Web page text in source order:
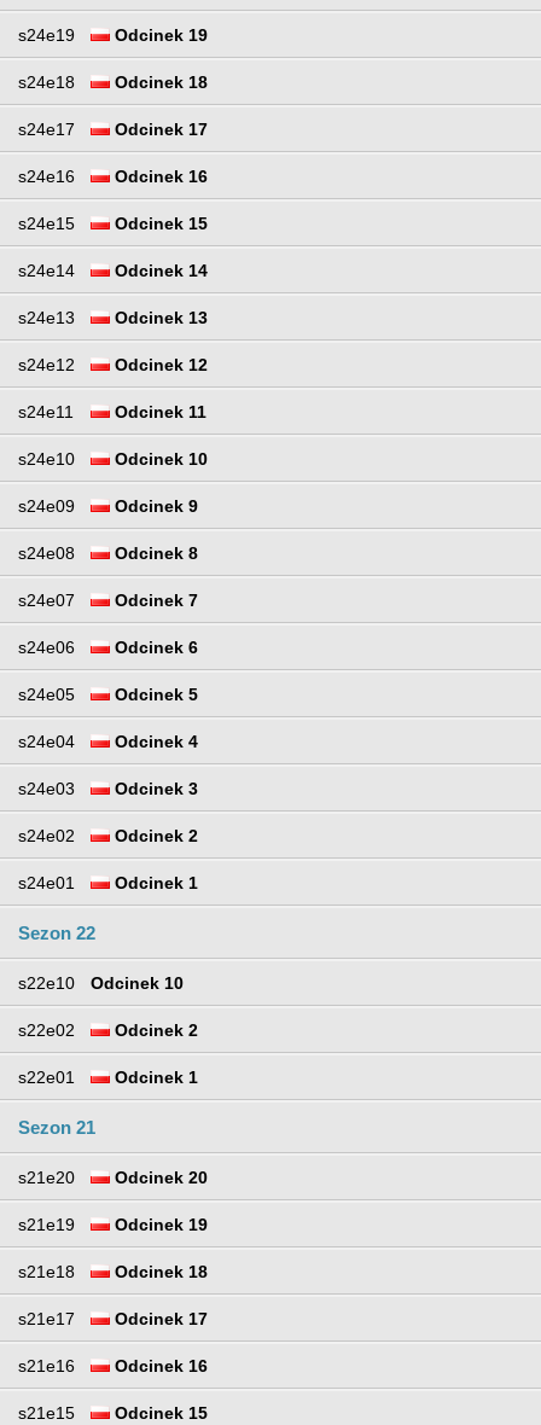
s24e19 Odcinek 19
s24e18 Odcinek 18
s24e17 Odcinek 17
s24e16 Odcinek 16
s24e15 Odcinek 15
s24e14 Odcinek 14
s24e13 Odcinek 13
s24e12 Odcinek 12
s24e11 Odcinek 11
s24e10 Odcinek 10
s24e09 Odcinek 9
s24e08 Odcinek 8
s24e07 Odcinek 7
s24e06 Odcinek 6
s24e05 Odcinek 5
s24e04 Odcinek 4
s24e03 Odcinek 3
s24e02 Odcinek 2
s24e01 Odcinek 1
Sezon 22
s22e10 Odcinek 10
s22e02 Odcinek 2
s22e01 Odcinek 1
Sezon 21
s21e20 Odcinek 20
s21e19 Odcinek 19
s21e18 Odcinek 18
s21e17 Odcinek 17
s21e16 Odcinek 16
s21e15 Odcinek 15